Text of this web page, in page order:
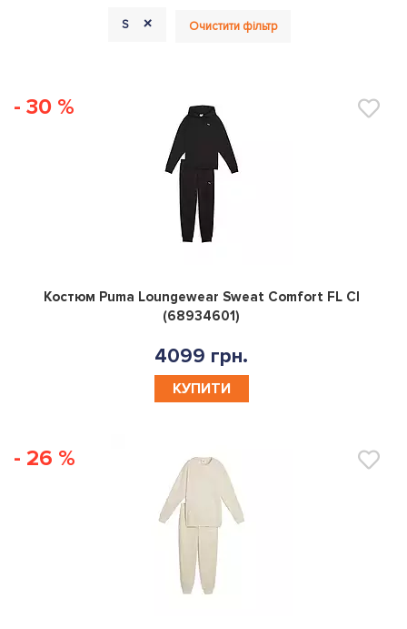
S + Очистити фільтр
- 30 %
0
Костюм Puma Loungewear Sweat Comfort FL Cl
(68934601)
4099 грн.
КУПИТИ
- 26 %